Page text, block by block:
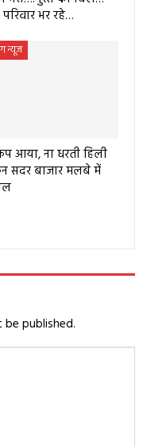
परिवार भर रहे…
न्यूज
आया, ना धरती हिली
सदर बाजार मलबे में
be published.